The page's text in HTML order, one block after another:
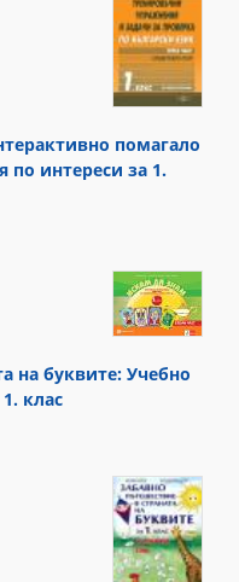
помагало
по интереси за 1.
на буквите: Учебно
клас